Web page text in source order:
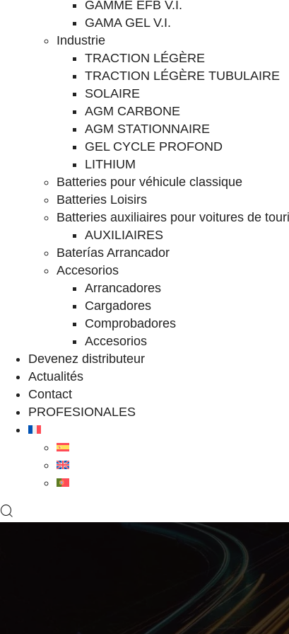
GAMME EFB V.I.
GAMA GEL V.I.
Industrie
TRACTION LÉGÈRE
TRACTION LÉGÈRE TUBULAIRE
SOLAIRE
AGM CARBONE
AGM STATIONNAIRE
GEL CYCLE PROFOND
LITHIUM
Batteries pour véhicule classique
Batteries Loisirs
Batteries auxiliaires pour voitures de
AUXILIAIRES
Baterías Arrancador
Accesorios
Arrancadores
Cargadores
Comprobadores
Accesorios
Devenez distributeur
Actualités
Contact
PROFESIONALES